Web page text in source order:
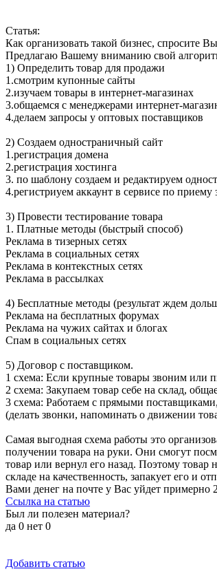
Статья:
Как организовать такой бизнес, спросите
Предлагаю Вашему вниманию свой
1) Определить товар для продажи
1.смотрим купонные сайты
2.изучаем товары в интернет-магазинах
3.общаемся с менеджерами интернет-
4.делаем запросы у оптовых поставщиков
2) Создаем одностраничный сайт
1.регистрация домена
2.регистрация хостинга
3. по шаблону создаем и редактируем
4.регистриуем аккаунт в сервисе по приему
3) Провести тестирование товара
1. Платные методы (быстрый способ)
Реклама в тизерных сетях
Реклама в социальных сетях
Реклама в контекстных сетях
Реклама в рассылках
4) Бесплатные методы (результат ждем
Реклама на бесплатных форумах
Реклама на чужих сайтах и блогах
Спам в социальных сетях
5) Договор с поставщиком.
1 схема: Если крупные товары звоним или
2 схема: Закупаем товар себе на склад,
3 схема: Работаем с прямыми
(делать звонки, напоминать о движении
Самая выгодная схема работы это
получении товара на руки. Они смогут
товар или вернул его назад. Поэтому
складе на качественность, запакует его и
Вами денег на почте у Вас уйдет примерно
Ссылка на статью
Был ли полезен материал?
да 0 нет 0
Добавить статью